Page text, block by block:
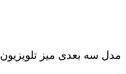
مدل سه بعدی میز تلویزیون 0080